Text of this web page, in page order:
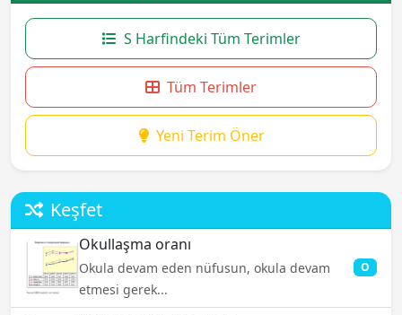
S Harfindeki Tüm Terimler
Tüm Terimler
Yeni Terim Öner
Keşfet
Okullaşma oranı
Okula devam eden nüfusun, okula devam
etmesi gerek...
O